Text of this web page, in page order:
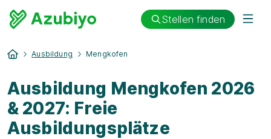
Stellen finden
Ausbildung Mengkofen
Ausbildung Mengkofen 2026
& 2027: Freie
Ausbildungsplätze